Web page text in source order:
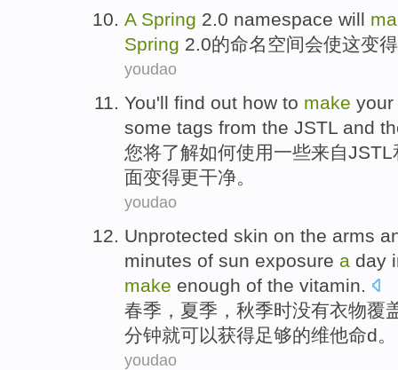
A Spring 2.0 namespace will
Spring 2.0的命名空间会使这变得
youdao
You'll find out how to make your
some tags from the JSTL and
您将了解如何使用一些来自JSTL
面变得更干净。
youdao
Unprotected skin on the arms
minutes of sun exposure a day
make enough of the vitamin.
春季 ， 夏季 ， 秋季时没有衣物覆
分钟就可以获得足够的维他命d。
youdao